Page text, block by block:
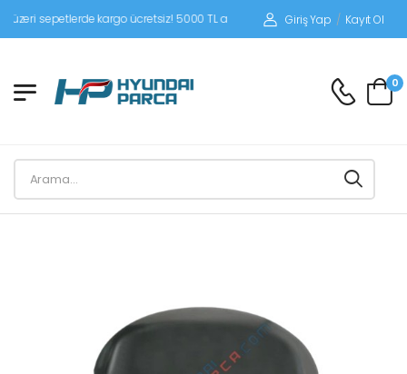
sepetlerde kargo ücretsiz! 5000 TL altı siparişlerinizde siparişleriniz alıcı
Giriş Yap / Kayıt Ol
0